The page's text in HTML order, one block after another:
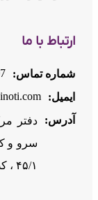
ارتباط با ما
شماره تماس:
ایمیل:
آدرس:
دفتر
۴۵/۱ ، کد پستی: 1998994583